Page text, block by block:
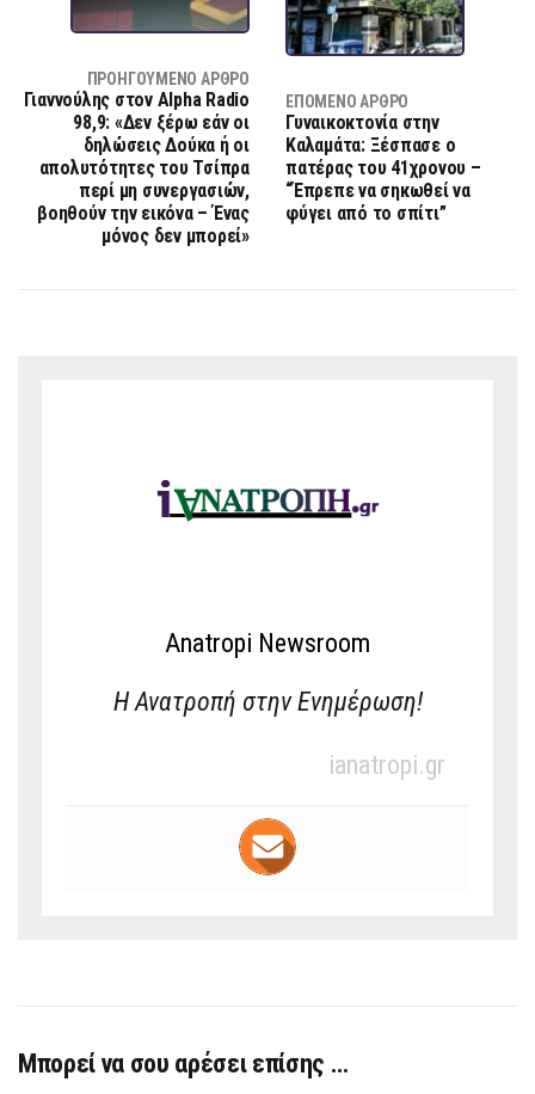
ΠΡΟΗΓΟΎΜΕΝΟ ΆΡΘΡΟ
Γιαννούλης στον Alpha Radio
98,9: «Δεν ξέρω εάν οι
δηλώσεις Δούκα ή οι
απολυτότητες του Τσίπρα
περί μη συνεργασιών,
βοηθούν την εικόνα – Ένας
μόνος δεν μπορεί»
ΕΠΌΜΕΝΟ ΆΡΘΡΟ
Γυναικοκτονία στην
Καλαμάτα: Ξέσπασε ο
πατέρας του 41χρονου –
“Έπρεπε να σηκωθεί να
φύγει από το σπίτι”
Anatropi Newsroom
Η Ανατροπή στην Ενημέρωση!
ianatropi.gr
Μπορεί να σου αρέσει επίσης …